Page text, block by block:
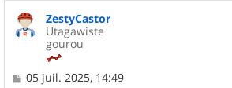
ZestyCastor
Utagawiste
gourou
M
05 juil. 2025, 14:49